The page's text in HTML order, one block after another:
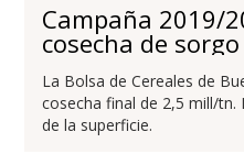
Campaña 2019/
cosecha de sorgo
La Bolsa de Cereales de
cosecha final de 2,5 mill/tn.
de la superficie.